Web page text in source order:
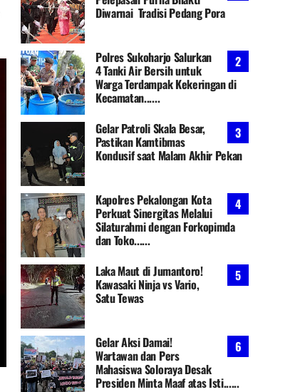
Diwarnai Tradisi Pedang Pora
Polres Sukoharjo Salurkan
4 Tanki Air Bersih untuk
Warga Terdampak Kekeringan di
Kecamatan......
Gelar Patroli Skala Besar,
Pastikan Kamtibmas
Kondusif saat Malam Akhir Pekan
Kapolres Pekalongan Kota
Perkuat Sinergitas Melalui
Silaturahmi dengan Forkopimda
dan Toko......
Laka Maut di Jumantoro!
Kawasaki Ninja vs Vario,
Satu Tewas
Gelar Aksi Damai!
Wartawan dan Pers
Mahasiswa Soloraya Desak
Presiden Minta Maaf atas Isti......